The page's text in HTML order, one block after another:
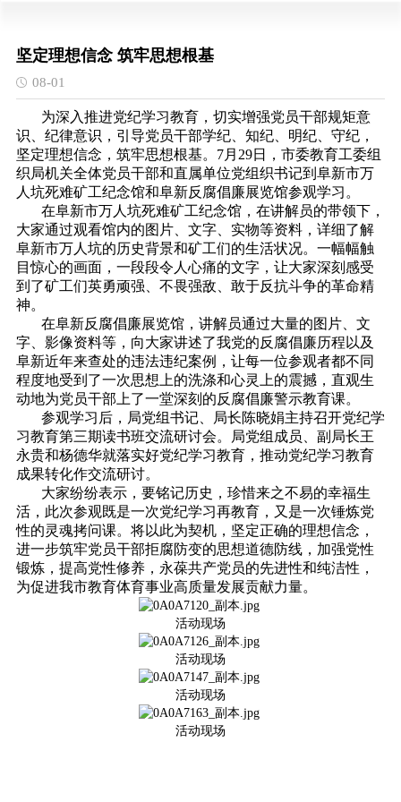
坚定理想信念 筑牢思想根基
08-01
为深入推进党纪学习教育，切实增强党员干部规矩意
识、纪律意识，引导党员干部学纪、知纪、明纪、守纪，
坚定理想信念，筑牢思想根基。7月29日，市委教育工委组
织局机关全体党员干部和直属单位党组织书记到阜新市万
人坑死难矿工纪念馆和阜新反腐倡廉展览馆参观学习。
在阜新市万人坑死难矿工纪念馆，在讲解员的带领下，
大家通过观看馆内的图片、文字、实物等资料，详细了解
阜新市万人坑的历史背景和矿工们的生活状况。一幅幅触
目惊心的画面，一段段令人心痛的文字，让大家深刻感受
到了矿工们英勇顽强、不畏强敌、敢于反抗斗争的革命精
神。
在阜新反腐倡廉展览馆，讲解员通过大量的图片、文
字、影像资料等，向大家讲述了我党的反腐倡廉历程以及
阜新近年来查处的违法违纪案例，让每一位参观者都不同
程度地受到了一次思想上的洗涤和心灵上的震撼，直观生
动地为党员干部上了一堂深刻的反腐倡廉警示教育课。
参观学习后，局党组书记、局长陈晓娟主持召开党纪学
习教育第三期读书班交流研讨会。局党组成员、副局长王
永贵和杨德华就落实好党纪学习教育，推动党纪学习教育
成果转化作交流研讨。
大家纷纷表示，要铭记历史，珍惜来之不易的幸福生
活，此次参观既是一次党纪学习再教育，又是一次锤炼党
性的灵魂拷问课。将以此为契机，坚定正确的理想信念，
进一步筑牢党员干部拒腐防变的思想道德防线，加强党性
锻炼，提高党性修养，永葆共产党员的先进性和纯洁性，
为促进我市教育体育事业高质量发展贡献力量。
活动现场
活动现场
活动现场
活动现场